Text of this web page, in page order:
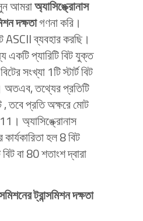
আমরাঅ্যাসিঙ্ক্রোনাস
দক্ষতাগণনা করি।
ASCII ব্যবহার করছি।
একটি প্যারিটি বিট যুক্ত
সংখ্যা 1টি স্টার্ট বিট
অতএব, তথ্যের প্রতিটি
, তবে প্রতি অক্ষরে মোট
অ্যাসিঙ্ক্রোনাস
কার্যকারিতা হল 8 বিট
বা 80 শতাংশ দ্বারা
ট্রান্সমিশন দক্ষতা